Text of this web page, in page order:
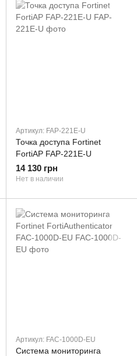
Артикул: FAP-221E-U
Точка доступа Fortinet
FortiAP FAP-221E-U
14 130 грн
Нет в наличии
Артикул: FAC-1000D-EU
Cистема мониторинга